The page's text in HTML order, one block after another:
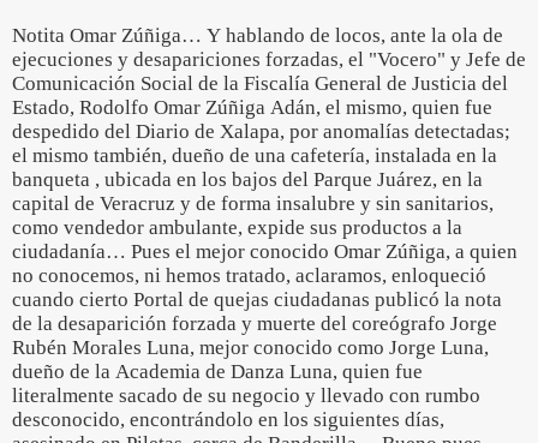
Notita Omar Zúñiga… Y hablando de locos, ante la ola de
ejecuciones y desapariciones forzadas, el "Vocero" y Jefe de
Comunicación Social de la Fiscalía General de Justicia del
Estado, Rodolfo Omar Zúñiga Adán, el mismo, quien fue
despedido del Diario de Xalapa, por anomalías detectadas;
el mismo también, dueño de una cafetería, instalada en la
banqueta , ubicada en los bajos del Parque Juárez, en la
capital de Veracruz y de forma insalubre y sin sanitarios,
como vendedor ambulante, expide sus productos a la
ciudadanía… Pues el mejor conocido Omar Zúñiga, a quien
no conocemos, ni hemos tratado, aclaramos, enloqueció
cuando cierto Portal de quejas ciudadanas publicó la nota
de la desaparición forzada y muerte del coreógrafo Jorge
Rubén Morales Luna, mejor conocido como Jorge Luna,
dueño de la Academia de Danza Luna, quien fue
literalmente sacado de su negocio y llevado con rumbo
desconocido, encontrándolo en los siguientes días,